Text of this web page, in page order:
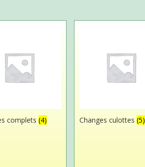
complets (4) Changes culottes (5)